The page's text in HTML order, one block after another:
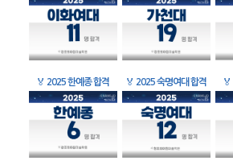
🏅 2025 한예종 합격 🏅 2025 숙명여대 합격 🏅